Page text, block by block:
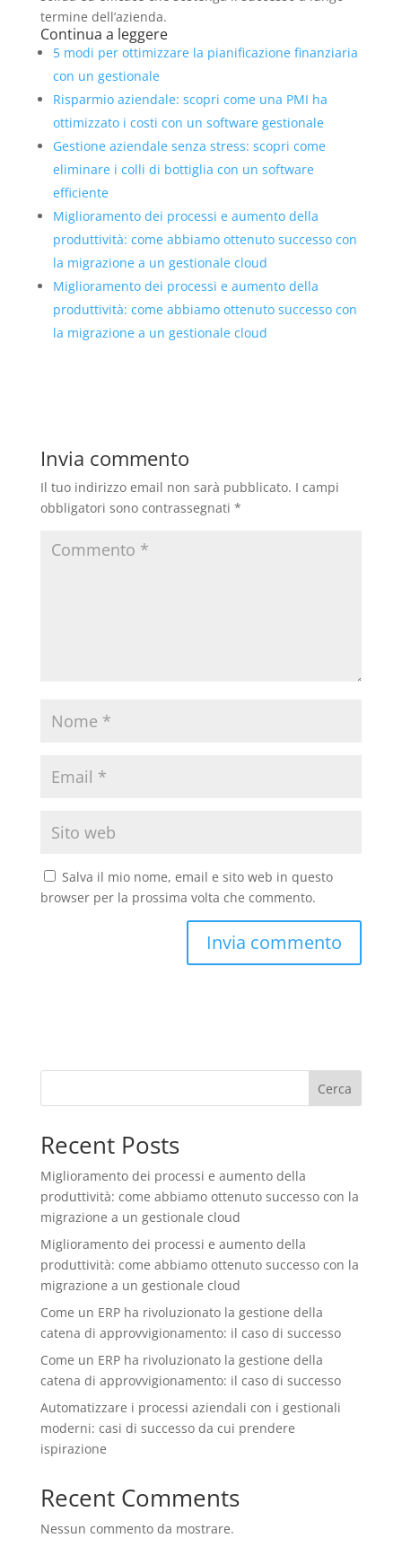
termine dell’azienda.
Continua a leggere
5 modi per ottimizzare la pianificazione finanziaria
con un gestionale
Risparmio aziendale: scopri come una PMI ha
ottimizzato i costi con un software gestionale
Gestione aziendale senza stress: scopri come
eliminare i colli di bottiglia con un software
efficiente
Miglioramento dei processi e aumento della
produttività: come abbiamo ottenuto successo con
la migrazione a un gestionale cloud
Miglioramento dei processi e aumento della
produttività: come abbiamo ottenuto successo con
la migrazione a un gestionale cloud
Invia commento
Il tuo indirizzo email non sarà pubblicato. I campi
obbligatori sono contrassegnati *
Salva il mio nome, email e sito web in questo
browser per la prossima volta che commento.
Cerca
Recent Posts
Miglioramento dei processi e aumento della
produttività: come abbiamo ottenuto successo con la
migrazione a un gestionale cloud
Miglioramento dei processi e aumento della
produttività: come abbiamo ottenuto successo con la
migrazione a un gestionale cloud
Come un ERP ha rivoluzionato la gestione della
catena di approvvigionamento: il caso di successo
Come un ERP ha rivoluzionato la gestione della
catena di approvvigionamento: il caso di successo
Automatizzare i processi aziendali con i gestionali
moderni: casi di successo da cui prendere
ispirazione
Recent Comments
Nessun commento da mostrare.